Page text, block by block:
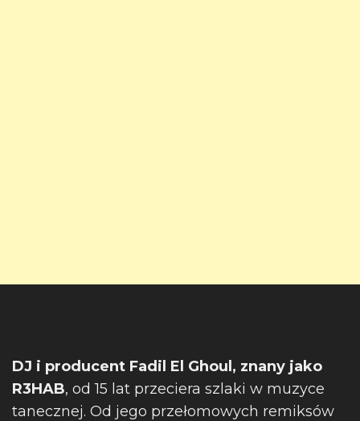
DJ i producent Fadil El Ghoul, znany jako
R3HAB, od 15 lat przeciera szlaki w muzyce
tanecznej. Od jego przełomowych remiksów